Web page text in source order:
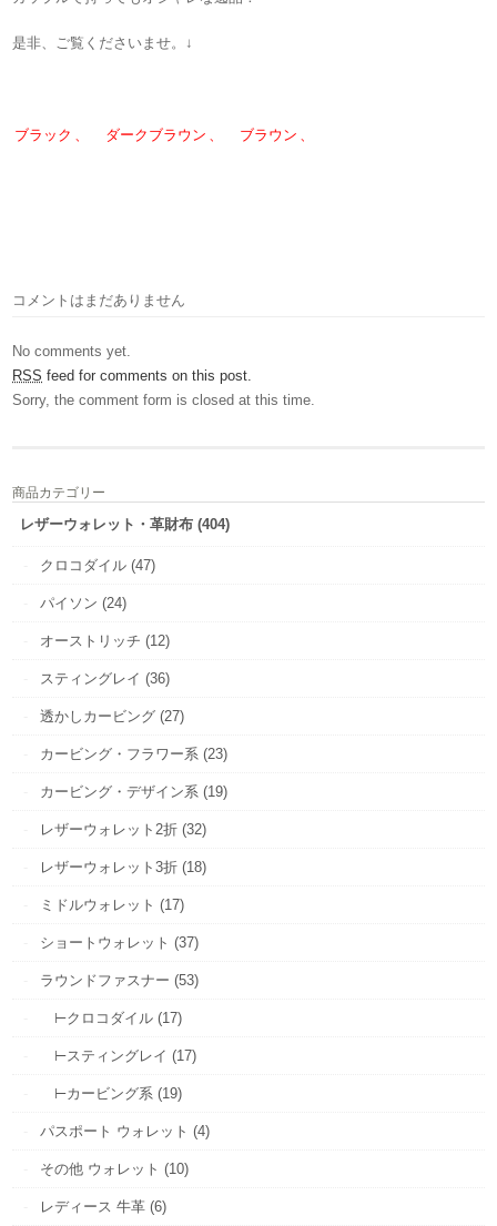
是非、ご覧くださいませ。↓
ブラック 、 ダークブラウン 、 ブラウン 、
コメントはまだありません
No comments yet.
RSS feed for comments on this post.
Sorry, the comment form is closed at this time.
商品カテゴリー
レザーウォレット・革財布 (404)
クロコダイル (47)
パイソン (24)
オーストリッチ (12)
スティングレイ (36)
透かしカービング (27)
カービング・フラワー系 (23)
カービング・デザイン系 (19)
レザーウォレット2折 (32)
レザーウォレット3折 (18)
ミドルウォレット (17)
ショートウォレット (37)
ラウンドファスナー (53)
⊢クロコダイル (17)
⊢スティングレイ (17)
⊢カービング系 (19)
パスポート ウォレット (4)
その他 ウォレット (10)
レディース 牛革 (6)